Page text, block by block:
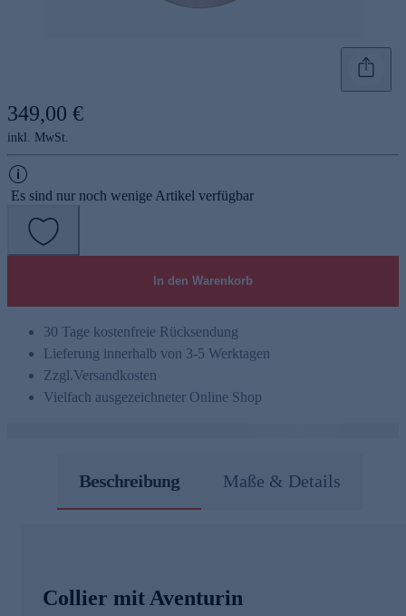
349,00 €
inkl. MwSt.
Es sind nur noch wenige Artikel verfügbar
In den Warenkorb
30 Tage kostenfreie Rücksendung
Lieferung innerhalb von 3-5 Werktagen
Zzgl.Versandkosten
Vielfach ausgezeichneter Online Shop
Beschreibung Maße & Details
Collier mit Aventurin